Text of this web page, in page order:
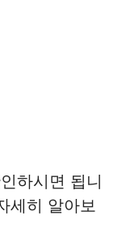
하시면 됩니
세히 알아보